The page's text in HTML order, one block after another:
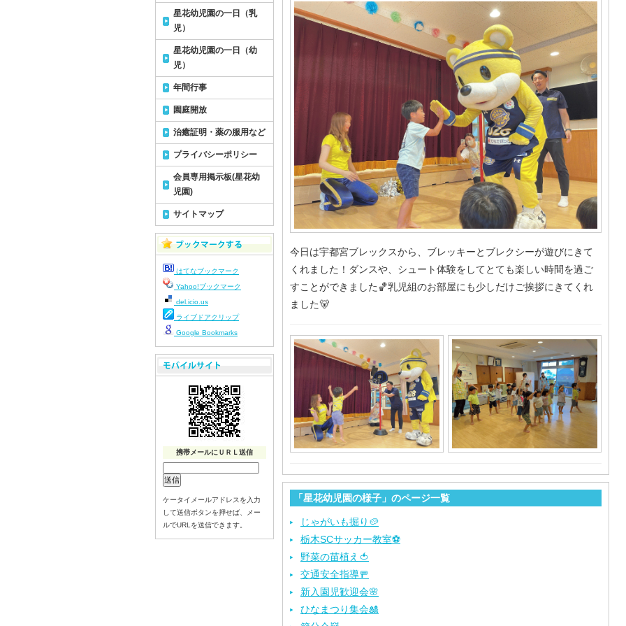
今日は宇都宮ブレックスから、ブレッキーとブレクシーが遊びにきて
くれました！ダンスや、シュート体験をしてとても楽しい時間を過ご
すことができました🏀乳児組のお部屋にも少しだけご挨拶にきてくれ
ました🐻
「星花幼児園の様子」のページ一覧
じゃがいも掘り🥔
栃木SCサッカー教室⚽
野菜の苗植え🍅
交通安全指導🚥
新入園児歓迎会🌸
ひなまつり集会🎎
星花幼児園の一日（乳
児）
星花幼児園の一日（幼
児）
年間行事
園庭開放
治癒証明・薬の服用など
プライバシーポリシー
会員専用掲示板(星花幼
児園)
サイトマップ
はてなブックマーク
Yahoo!ブックマーク
del.icio.us
ライブドアクリップ
Google Bookmarks
携帯メールにＵＲＬ送信
ケータイメールアドレスを入力
して送信ボタンを押せば、メー
ルでURLを送信できます。